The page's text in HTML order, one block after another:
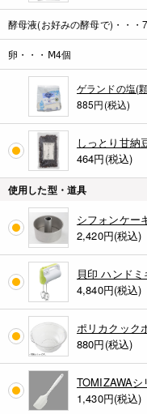
酵母液(お好みの酵母で)・・・
卵・・・Ⅿ4個
ゲランドの塩(
885円(税込)
しっとり甘納
464円(税込)
使用した型・道具
シフォンケー
2,420円(税込)
貝印 ハンド
4,840円(税込)
ポリカクック
880円(税込)
TOMIZAWA
1,430円(税込)